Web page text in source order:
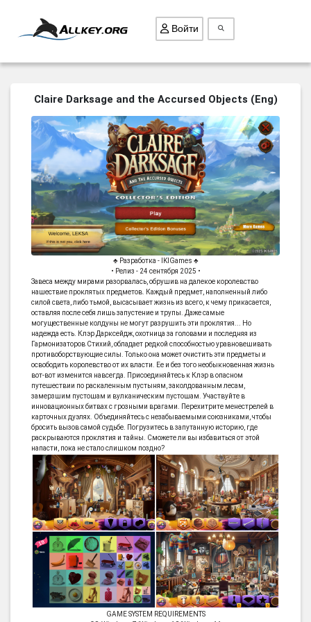
ВСЕ ИГРЫ
ПОИСК ПРЕДМЕТОВ
ГОЛОВОЛОМКИ
БИЗНЕС
ТРИ-В-РЯД
СТРАТЕГИИ
СТРЕЛЯЛКИ
КВЕСТ
КАК СКАЧАТЬ
НОВОСТИ
Войти
Claire Darksage and the Accursed Objects (Eng)
♣ Разработка - IKIGames ♣
• Релиз - 24 сентября 2025 •
Завеса между мирами разорвалась, обрушив на далекое королевство
нашествие проклятых предметов. Каждый предмет, наполненный либо
силой света, либо тьмой, высасывает жизнь из всего, к чему прикасается,
оставляя после себя лишь запустение и трупы. Даже самые
могущественные колдуны не могут разрушить эти проклятия... Но
надежда есть. Клэр Дарксейдж, охотница за головами и последняя из
Гармонизаторов Стихий, обладает редкой способностью уравновешивать
противоборствующие силы. Только она может очистить эти предметы и
освободить королевство от их власти. Ее и без того необыкновенная жизнь
вот-вот изменится навсегда. Присоединяйтесь к Клэр в опасном
путешествии по раскаленным пустыням, заколдованным лесам,
замерзшим пустошам и вулканическим пустошам. Участвуйте в
инновационных битвах с грозными врагами. Перехитрите менестрелей в
карточных дуэлях. Объединяйтесь с незабываемыми союзниками, чтобы
бросить вызов самой судьбе. Погрузитесь в запутанную историю, где
раскрываются проклятия и тайны. Сможете ли вы избавиться от этой
напасти, пока не стало слишком поздно?
GAME SYSTEM REQUIREMENTS